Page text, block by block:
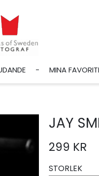
MINA
JAY
299 KR
STORLEK